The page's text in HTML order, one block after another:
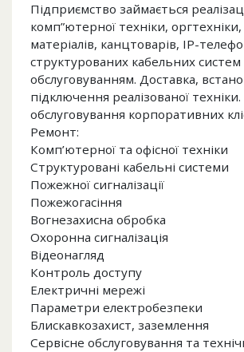
Підприємство займається
комп”ютерної техніки,
матеріалів, канцтоварів, ІР-
структурованих кабельних систем
обслуговуванням. Доставка,
підключення реалізованої
обслуговування корпоративних
Ремонт:
Комп’ютерної та офісної техніки
Структуровані кабельні системи
Пожежної сигналізації
Пожежогасіння
Вогнезахисна обробка
Охоронна сигналізація
Відеонагляд
Контроль доступу
Електричні мережі
Параметри електробезпеки
Блискавкозахист, заземлення
Сервісне обслуговування та